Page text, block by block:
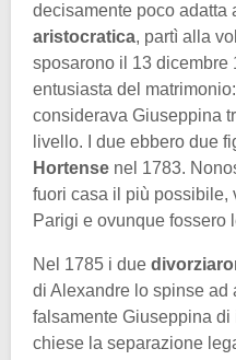
decisamente poco adatta
aristocratica, partì alla
sposarono il 13 dicembre
entusiasta del
considerava Giuseppina
livello. I due ebbero due
Hortense nel 1783.
fuori casa il più possibile,
Parigi e ovunque fossero
Nel 1785 i due
di Alexandre lo spinse ad
falsamente Giuseppina
chiese la separazione